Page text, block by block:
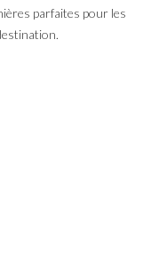
parfaites pour les